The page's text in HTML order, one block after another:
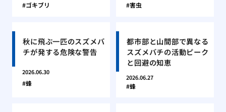
ゴキブリ 害虫
秋に飛ぶ一匹のスズメバ
チが発する危険な警告
2026.06.30
蜂
都市部と山間部で異なる
スズメバチの活動ピーク
と回避の知恵
2026.06.27
蜂